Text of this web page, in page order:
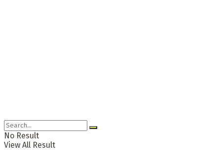
No Result
View All Result